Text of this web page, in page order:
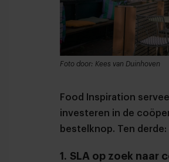
Foto door: Kees van Duinhoven
Food Inspiration
investeren in de
bestelknop. Ten
1. SLA op zoek